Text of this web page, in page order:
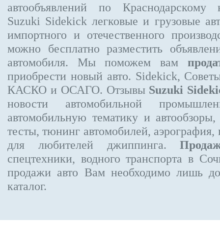
автообъявлений по
Suzuki Sidekick легковые и грузовые
импортного и отечественного
можно бесплатно разместить
автомобиля. Мы поможем вам
приобрести новый авто. Sidekick,
КАСКО и ОСАГО. Отзывы Suzuki
новости автомобильной
автомобильную тематику и
тесты, тюнинг автомобилей,
для любителей джиппинга.
спецтехники, водного транспорта в
продажи авто Вам необходимо лишь
каталог.